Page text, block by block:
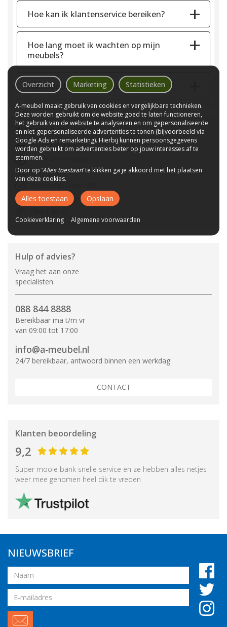
Hoe kan ik klantenservice bereiken?
Hoe lang moet ik wachten op mijn
meubels?
Wat houdt de laagste prijsgarantie in?
WaaromA-meubel?
Laagste prijs van NL
Gratis parkeerplaats
Bezorgen bij u thuis
Tot 10 jaar garantie
Hulp of advies?
Vraag het aan onze
specialisten.
088 844 8888
Bereikbaar ma t/m vr
van 09:00 tot 17:00
info@a-meubel.nl
24/7 bereikbaar, antwoord binnen een werkdag
CONTACT
Klanten beoordeling
9,2
Super mooie bank snelle service en ze hebben alles netjes
weer mee genomen heel dik te vreden
NIEUWSBRIEF
Naam
Email
adres
Overzicht Marketing Statistieken
A-meubel maakt gebruik van cookies en vergelijkbare technieken.
Deze worden gebruikt om de website goed te laten functioneren,
het gebruik van de website te analyseren en om gepersonaliseerde
en niet-gepersonaliseerde advertenties te tonen (bijvoorbeeld via
Google Ads en remarketing). Hierbij kunnen persoonsgegevens
worden gebruikt om advertenties beter op jouw interesses af te
stemmen.
Door op ‘Alles toestaan’ te klikken ga je akkoord met het plaatsen
van deze cookies.
Alles toestaan Opslaan
Cookieverklaring Algemene voorwaarden